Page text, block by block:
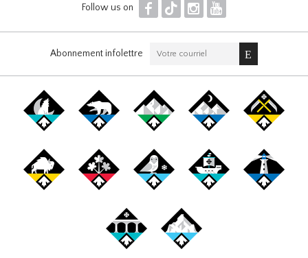
Follow us on F T I Y
Abonnement infolettre